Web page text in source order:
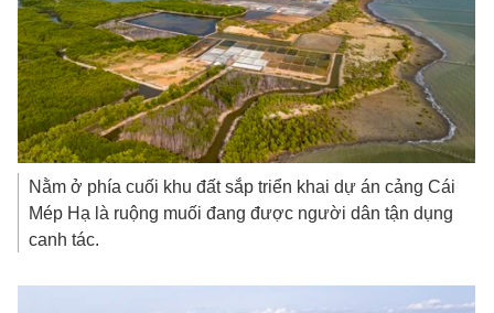
Nằm ở phía cuối khu đất sắp triển khai dự án cảng Cái
Mép Hạ là ruộng muối đang được người dân tận dụng
canh tác.